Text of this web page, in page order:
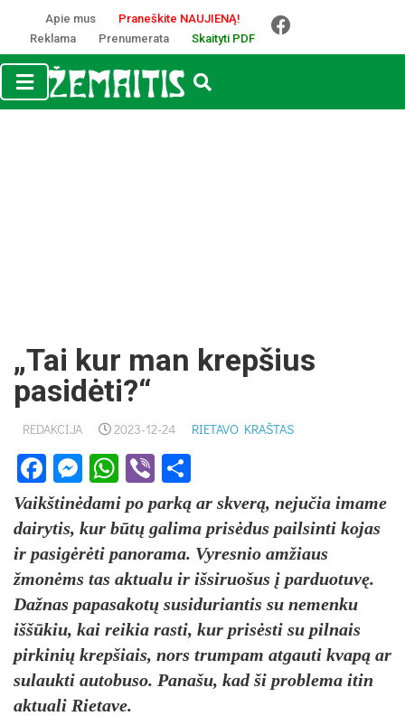
Apie mus
Praneškite NAUJIENĄ!
Reklama
Prenumerata Skaityti PDF
„Tai kur man krepšius
pasidėti?“
REDAKCIJA 2023-12-24 RIETAVO KRAŠTAS
Facebook
Messenger
WhatsApp
Viber
Vaikštinėdami po parką ar skverą, nejučia imame
dairytis, kur būtų galima prisėdus pailsinti kojas
ir pasigėrėti panorama. Vyresnio amžiaus
žmonėms tas aktualu ir išsiruošus į parduotuvę.
Dažnas papasakotų susiduriantis su nemenku
iššūkiu, kai reikia rasti, kur prisėsti su pilnais
pirkinių krepšiais, nors trumpam atgauti kvapą ar
sulaukti autobuso. Panašu, kad ši problema itin
aktuali Rietave.